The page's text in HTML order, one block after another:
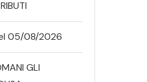
05/08/2026
GLI